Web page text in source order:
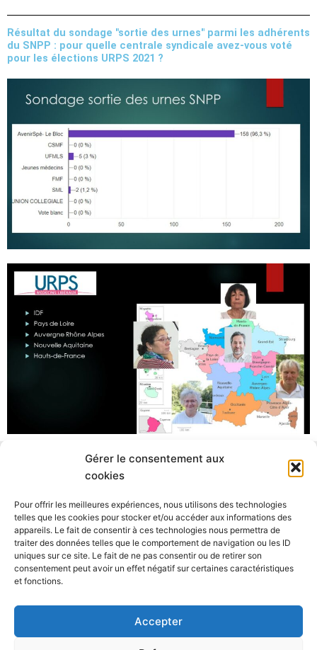
Gérer le consentement aux
cookies
Pour offrir les meilleures expériences, nous utilisons des technologies
telles que les cookies pour stocker et/ou accéder aux informations des
appareils. Le fait de consentir à ces technologies nous permettra de
traiter des données telles que le comportement de navigation ou les ID
uniques sur ce site. Le fait de ne pas consentir ou de retirer son
consentement peut avoir un effet négatif sur certaines caractéristiques
et fonctions.
Accepter
Résultat du sondage "sortie des urnes" parmi les adhérents
du SNPP : pour quelle centrale syndicale avez-vous voté
pour les élections URPS 2021 ?
AFPEP-SNPP - 34 rue Lafitte, 75009 Paris 06 77 68 62 56
- info@afpep-snpp.org